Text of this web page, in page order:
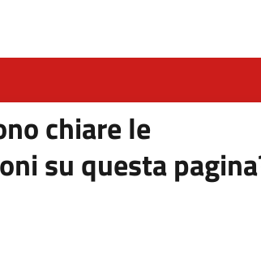
chiare le
su questa